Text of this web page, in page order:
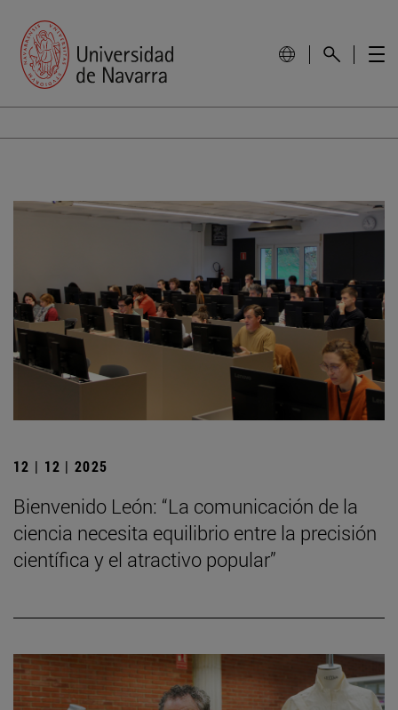
12 | 12 | 2025
Bienvenido León: “La comunicación de la
ciencia necesita equilibrio entre la precisión
científica y el atractivo popular”